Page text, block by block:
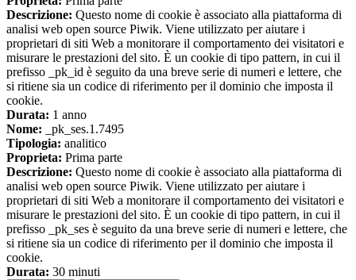
Descrizione: Questo nome di cookie è associato alla piattaforma di
analisi web open source Piwik. Viene utilizzato per aiutare i
proprietari di siti Web a monitorare il comportamento dei visitatori e
misurare le prestazioni del sito. È un cookie di tipo pattern, in cui il
prefisso _pk_id è seguito da una breve serie di numeri e lettere, che
si ritiene sia un codice di riferimento per il dominio che imposta il
cookie.
Durata: 1 anno
Nome: _pk_ses.1.7495
Tipologia: analitico
Proprieta: Prima parte
Descrizione: Questo nome di cookie è associato alla piattaforma di
analisi web open source Piwik. Viene utilizzato per aiutare i
proprietari di siti Web a monitorare il comportamento dei visitatori e
misurare le prestazioni del sito. È un cookie di tipo pattern, in cui il
prefisso _pk_ses è seguito da una breve serie di numeri e lettere, che
si ritiene sia un codice di riferimento per il dominio che imposta il
cookie.
Durata: 30 minuti